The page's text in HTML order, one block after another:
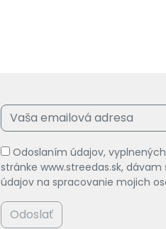
Odoslaním údajov,
stránke www.streedas.sk,
údajov na spracovanie mojich
Odoslať